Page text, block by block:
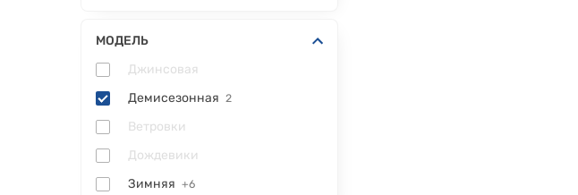
МОДЕЛЬ
Джинсовая
Демисезонная 2
Ветровки
Дождевики
Зимняя +6